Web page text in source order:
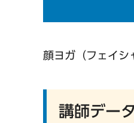
顔ヨガ（フェイシ
講師データ